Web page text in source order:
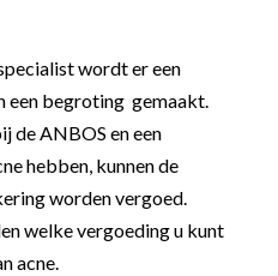
wordt er een
een begroting gemaakt.
de ANBOS en een
hebben, kunnen de
worden vergoed.
welke vergoeding u kunt
acne.